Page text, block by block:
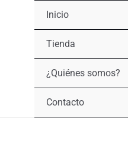
Inicio
Tienda
¿Quiénes somos?
Contacto